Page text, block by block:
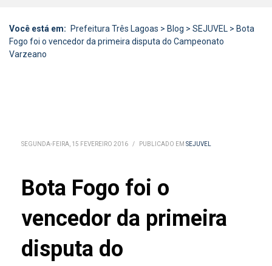
Você está em: Prefeitura Três Lagoas > Blog > SEJUVEL > Bota
Fogo foi o vencedor da primeira disputa do Campeonato
Varzeano
SEGUNDA-FEIRA, 15 FEVEREIRO 2016 / PUBLICADO EM SEJUVEL
Bota Fogo foi o
vencedor da primeira
disputa do